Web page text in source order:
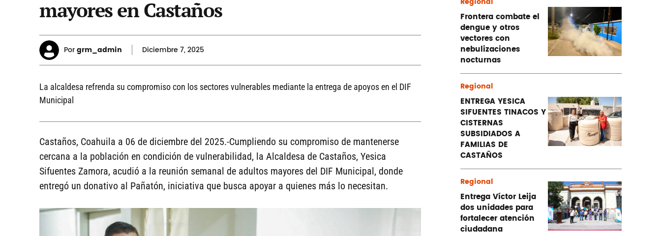
mayores en Castaños
Porgrm_admin Diciembre 7, 2025
La alcaldesa refrenda su compromiso con los sectores vulnerables mediante la entrega de apoyos en el DIF
Municipal
Castaños, Coahuila a 06 de diciembre del 2025.-Cumpliendo su compromiso de mantenerse
cercana a la población en condición de vulnerabilidad, la Alcaldesa de Castaños, Yesica
Sifuentes Zamora, acudió a la reunión semanal de adultos mayores del DIF Municipal, donde
entregó un donativo al Pañatón, iniciativa que busca apoyar a quienes más lo necesitan.
Frontera combate el
dengue y otros
vectores con
nebulizaciones
nocturnas
Regional
ENTREGA YESICA
SIFUENTES TINACOS Y
CISTERNAS
SUBSIDIADOS A
FAMILIAS DE
CASTAÑOS
Regional
Entrega Víctor Leija
dos unidades para
fortalecer atención
ciudadana